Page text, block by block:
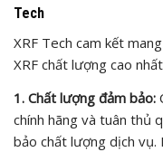
Tech
XRF Tech cam kết
XRF chất lượng cao
1. Chất lượng đảm bảo:
chính hãng và tuân thủ
bảo chất lượng dịch vụ.